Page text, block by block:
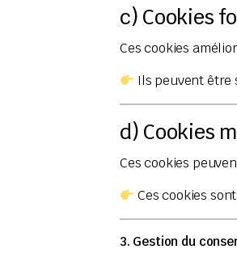
c) Cookies
Ces cookies
Ils peuvent être
d) Cookies
Ces cookies
Ces cookies
3. Gestion du